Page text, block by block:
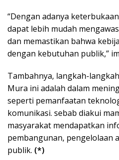
“Dengan adanya
dapat lebih mudah
dan memastikan bahwa
dengan kebutuhan publik,”
Tambahnya, langkah-
Mura ini adalah dalam
seperti pemanfaatan
komunikasi. sebab diakui
masyarakat mendapatkan
pembangunan, pengelolaan
publik. (*)